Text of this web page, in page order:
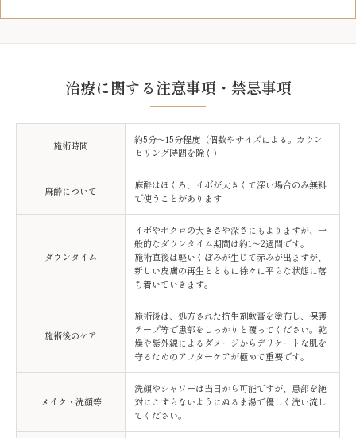
治療に関する注意事項・禁忌事項
施術時間
約5分〜15分程度（個数やサイズによる。カウン
セリング時間を除く）
麻酔について
麻酔はほくろ、イボが大きくて深い場合のみ無料
で使うことがあります
ダウンタイム
イボやホクロの大きさや深さにもよりますが、一
般的なダウンタイム期間は約1〜2週間です。
施術直後は軽いくぼみが生じて赤みが出ますが、
新しい皮膚の再生とともに徐々に平らな状態に落
ち着いていきます。
施術後のケア
施術後は、処方された抗生剤軟膏を塗布し、保護
テープ等で患部をしっかりと覆ってください。乾
燥や紫外線によるダメージからデリケートな肌を
守るためのアフターケアが極めて重要です。
メイク・洗顔等
洗顔やシャワーは当日から可能ですが、患部を絶
対にこすらないようにぬるま湯で優しく洗い流し
てください。